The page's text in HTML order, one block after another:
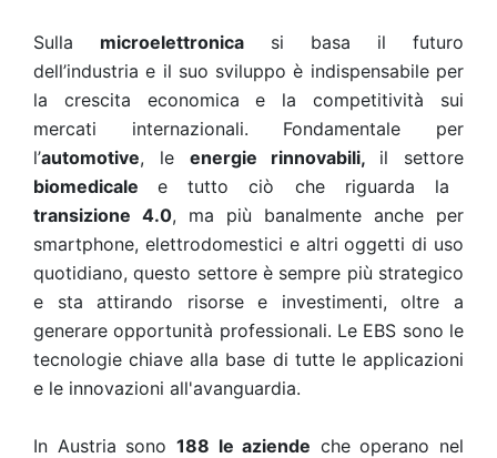
Sulla microelettronica si basa il futuro
dell’industria e il suo sviluppo è indispensabile per
la crescita economica e la competitività sui
mercati internazionali. Fondamentale per
l’automotive, le energie rinnovabili, il settore
biomedicalee tutto ciò che riguarda la
transizione 4.0, ma più banalmente anche per
smartphone, elettrodomestici e altri oggetti di uso
quotidiano, questo settore è sempre più strategico
e sta attirando risorse e investimenti, oltre a
generare opportunità professionali. Le EBS sono le
tecnologie chiave alla base di tutte le applicazioni
e le innovazioni all'avanguardia.
In Austria sono 188 le aziende che operano nel